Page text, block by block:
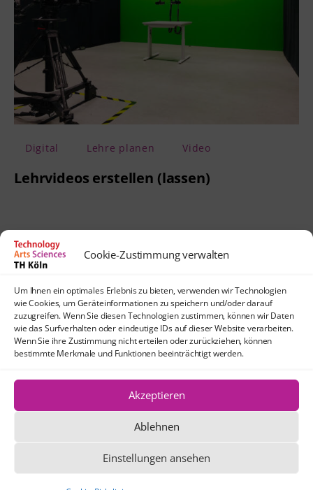
Cookie-Zustimmung verwalten
Um Ihnen ein optimales Erlebnis zu bieten, verwenden wir Technologien
wie Cookies, um Geräteinformationen zu speichern und/oder darauf
zuzugreifen. Wenn Sie diesen Technologien zustimmen, können wir Daten
wie das Surfverhalten oder eindeutige IDs auf dieser Website verarbeiten.
Wenn Sie ihre Zustimmung nicht erteilen oder zurückziehen, können
bestimmte Merkmale und Funktionen beeinträchtigt werden.
Akzeptieren
Ablehnen
Einstellungen ansehen
Digital Lehre planen Video
Lehrvideos erstellen (lassen)
lehrpfade@th-koeln.de
Anfahrt
TH Köln
Standort Köln-Mülheim
51063 Köln
Die Texte und Grafiken dieser Website
stehen, sofern nicht anders angegeben,
unter der Creative Commons-Lizenz CC